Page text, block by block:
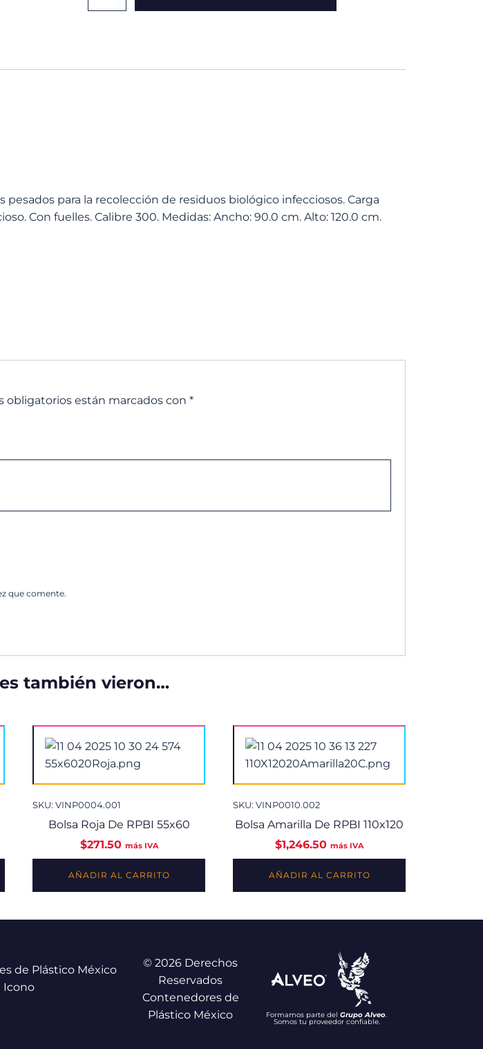
para la recolección de residuos biológico infecciosos. Carga
Con fuelles. Calibre 300. Medidas: Ancho: 90.0 cm. Alto: 120.0 cm.
obligatorios están marcados con *
que comente.
también vieron…
SKU: VINP0004.001
Bolsa Roja De RPBI 55x60
$271.50 más IVA
AÑADIR AL CARRITO
SKU: VINP0010.002
Bolsa Amarilla De RPBI 110x120
$1,246.50 más IVA
AÑADIR AL CARRITO
© 2026 Derechos
Reservados
Contenedores de
Plástico México
Formamos parte del Grupo Alveo.
Somos tu proveedor confiable.